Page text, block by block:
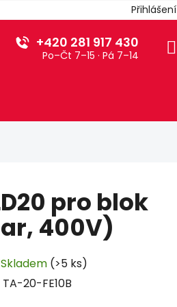
Přihlášení
+420 281 917 430
Po–Čt 7–15 · Pá 7–14
pro blok
400V)
Skladem (>5 ks)
TA-20-FE10B